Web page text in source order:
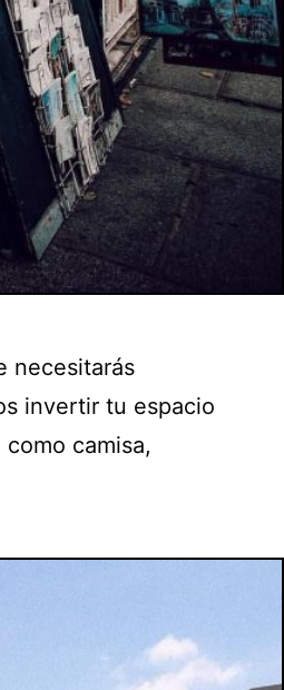
necesitarás
invertir tu espacio
camisa,